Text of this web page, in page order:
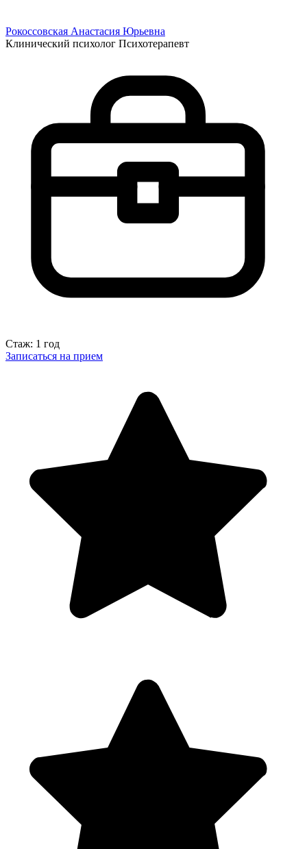
Рокоссовская Анастасия Юрьевна
Клинический психолог Психотерапевт
Стаж: 1 год
Записаться на прием